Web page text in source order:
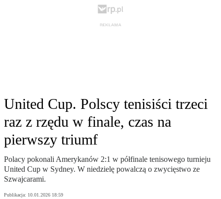
United Cup. Polscy tenisiści trzeci
raz z rzędu w finale, czas na
pierwszy triumf
Polacy pokonali Amerykanów 2:1 w półfinale tenisowego turnieju
United Cup w Sydney. W niedzielę powalczą o zwycięstwo ze
Szwajcarami.
Publikacja: 10.01.2026 18:59